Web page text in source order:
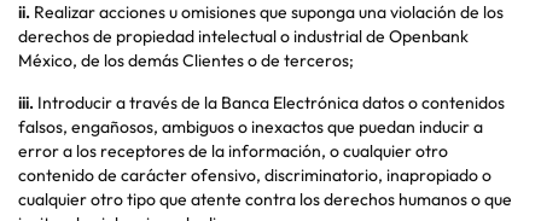
ii. Realizar acciones u omisiones que suponga una violación de los
derechos de propiedad intelectual o industrial de Openbank
México, de los demás Clientes o de terceros;
iii. Introducir a través de la Banca Electrónica datos o contenidos
falsos, engañosos, ambiguos o inexactos que puedan inducir a
error a los receptores de la información, o cualquier otro
contenido de carácter ofensivo, discriminatorio, inapropiado o
cualquier otro tipo que atente contra los derechos humanos o que